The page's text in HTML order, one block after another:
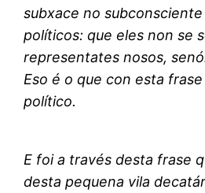
subxace no
políticos: que eles non se
representates nosos,
Eso é o que con esta
político.
E foi a través desta frase
desta pequena vila